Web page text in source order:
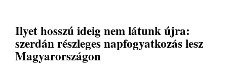
Ilyet hosszú ideig nem látunk újra:
szerdán részleges napfogyatkozás lesz
Magyarországon